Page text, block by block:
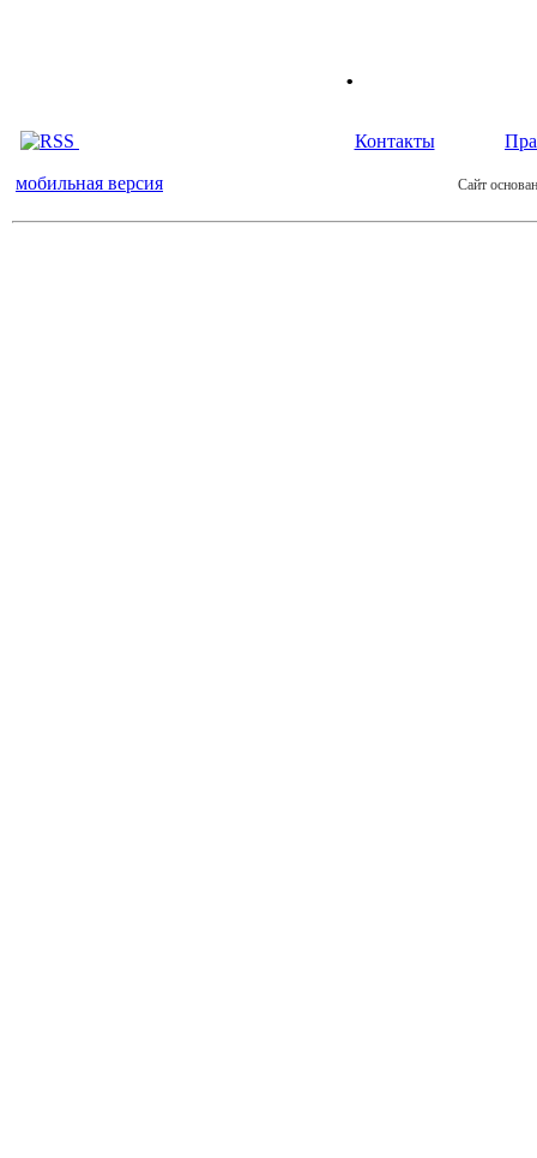
.
Контакты
мобильная версия Сайт